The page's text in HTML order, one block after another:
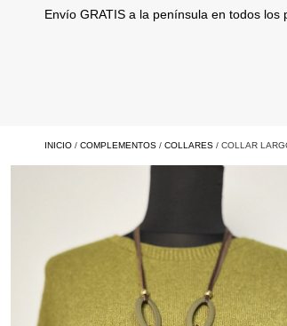
Envío GRATIS a la península en todos los
INICIO / COMPLEMENTOS / COLLARES / COLLAR